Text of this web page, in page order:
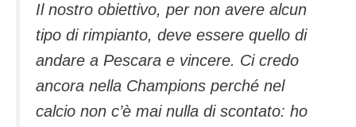
Il nostro obiettivo, per non avere alcun
tipo di rimpianto, deve essere quello di
andare a Pescara e vincere. Ci credo
ancora nella Champions perché nel
calcio non c’è mai nulla di scontato: ho